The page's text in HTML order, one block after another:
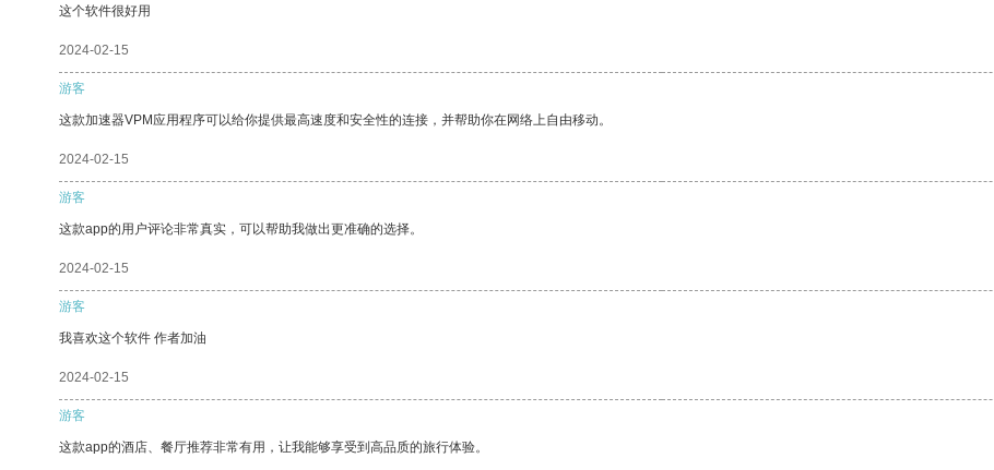
这个软件很好用
2024-02-15
游客
这款加速器VPM应用程序可以给你提供最高速度和安全性的连接，并帮助你在网络上自由移动。
2024-02-15
游客
这款app的用户评论非常真实，可以帮助我做出更准确的选择。
2024-02-15
游客
我喜欢这个软件 作者加油
2024-02-15
游客
这款app的酒店、餐厅推荐非常有用，让我能够享受到高品质的旅行体验。